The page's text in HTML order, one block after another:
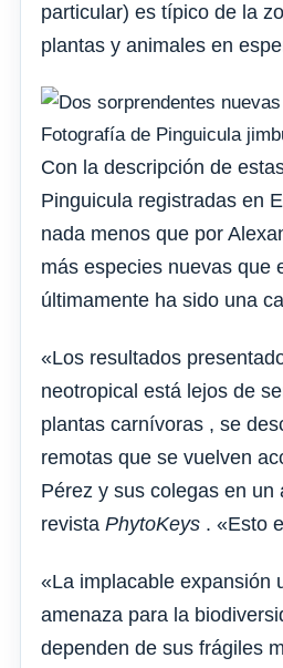
particular) es típico de la
plantas y animales en
Fotografía de Pinguicula
Con la descripción de
Pinguicula registradas en
nada menos que por
más especies nuevas que
últimamente ha sido una
«Los resultados
neotropical está lejos de
plantas carnívoras , se
remotas que se vuelven
Pérez y sus colegas en
revista PhytoKeys . «Esto
«La implacable expansión
amenaza para la
dependen de sus frágiles